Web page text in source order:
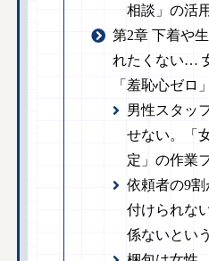
相談」の活
第2章 下着や
れたくない…
「羞恥心ゼロ
男性スタッ
せない。「
定」の作業
依頼者の9
付けられな
係ないとい